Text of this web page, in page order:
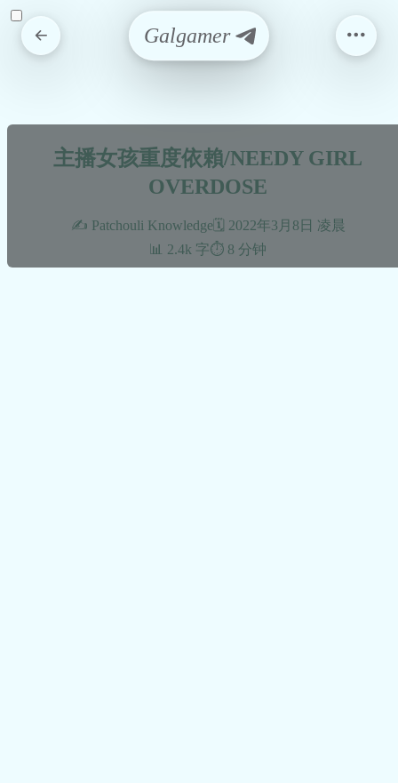
Galgamer
主播女孩重度依賴/NEEDY GIRL
OVERDOSE
✍️ Patchouli Knowledge🗓️ 2022年3月8日 凌晨
📊 2.4k 字⏱️ 8 分钟